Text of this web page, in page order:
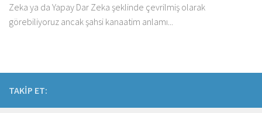
Zeka ya da Yapay Dar Zeka şeklinde çevrilmiş olarak
görebiliyoruz ancak şahsi kanaatim anlamı...
TAKIP ET: